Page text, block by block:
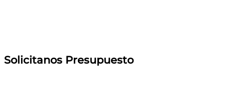
Solicitanos Presupuesto